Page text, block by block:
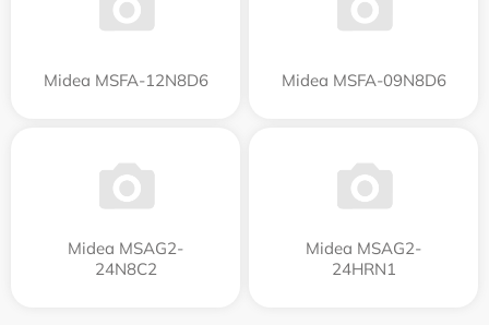
Midea MSFA-12N8D6 Midea MSFA-09N8D6
Midea MSAG2-
24N8C2
Midea MSAG2-
24HRN1